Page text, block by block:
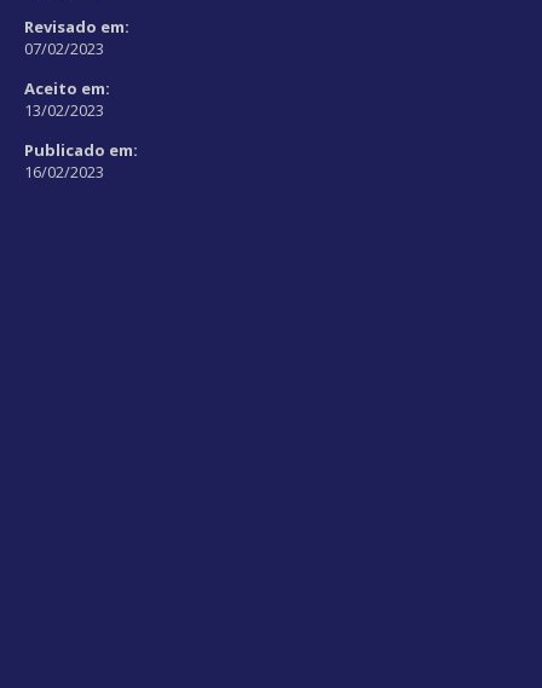
Revisado em:
07/02/2023
Aceito em:
13/02/2023
Publicado em:
16/02/2023